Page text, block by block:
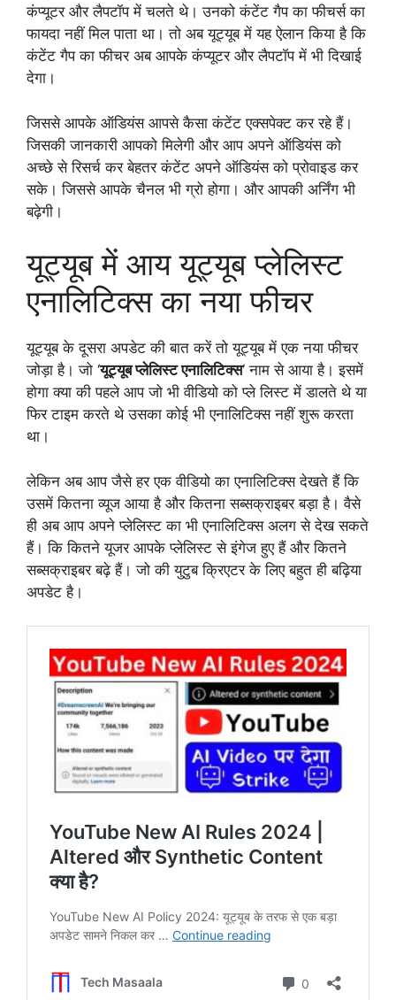
कंप्यूटर और लैपटॉप में चलते थे। उनको कंटेंट गैप का फीचर्स का
फायदा नहीं मिल पाता था। तो अब यूट्यूब में यह ऐलान किया है कि
कंटेंट गैप का फीचर अब आपके कंप्यूटर और लैपटॉप में भी दिखाई
देगा।
जिससे आपके ऑडियंस आपसे कैसा कंटेंट एक्सपेक्ट कर रहे हैं।
जिसकी जानकारी आपको मिलेगी और आप अपने ऑडियंस को
अच्छे से रिसर्च कर बेहतर कंटेंट अपने ऑडियंस को प्रोवाइड कर
सके। जिससे आपके चैनल भी ग्रो होगा। और आपकी अर्निंग भी
बढ़ेगी।
यूट्यूब में आय यूट्यूब प्लेलिस्ट
एनालिटिक्स का नया फीचर
यूट्यूब के दूसरा अपडेट की बात करें तो यूट्यूब में एक नया फीचर
जोड़ा है। जो ‘यूट्यूब प्लेलिस्ट एनालिटिक्स‘ नाम से आया है। इसमें
होगा क्या की पहले आप जो भी वीडियो को प्ले लिस्ट में डालते थे या
फिर टाइम करते थे उसका कोई भी एनालिटिक्स नहीं शुरू करता
था।
लेकिन अब आप जैसे हर एक वीडियो का एनालिटिक्स देखते हैं कि
उसमें कितना व्यूज आया है और कितना सब्सक्राइबर बड़ा है। वैसे
ही अब आप अपने प्लेलिस्ट का भी एनालिटिक्स अलग से देख सकते
हैं। कि कितने यूजर आपके प्लेलिस्ट से इंगेज हुए हैं और कितने
सब्सक्राइबर बढ़े हैं। जो की युटुब क्रिएटर के लिए बहुत ही बढ़िया
अपडेट है।